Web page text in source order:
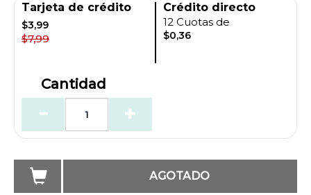
Tarjeta de crédito
$3,99
$7,99
Crédito directo
12 Cuotas de
$0,36
Cantidad
AGOTADO